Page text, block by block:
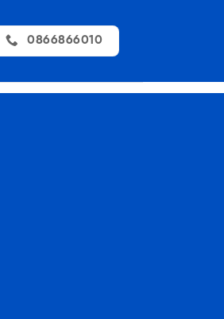
0866866010